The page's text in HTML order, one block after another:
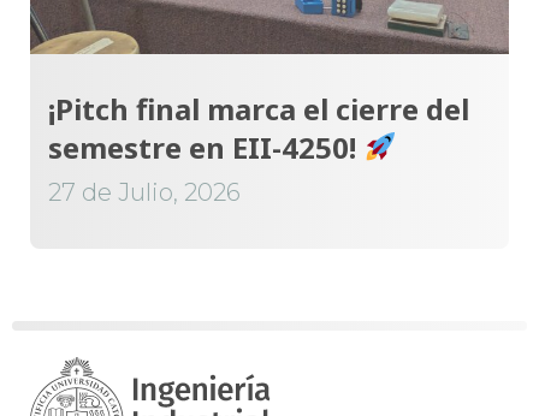
¡Pitch final marca el cierre del
semestre en EII-4250!
27 de Julio, 2026